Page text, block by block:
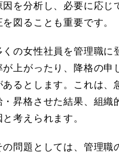
因を分析し、必要に応じ
図ることも重要です。
の女性社員を管理職に
が上がったり、降格の申
あるとします。これは、
・昇格させた結果、組織
考えられます。
の問題としては、管理職